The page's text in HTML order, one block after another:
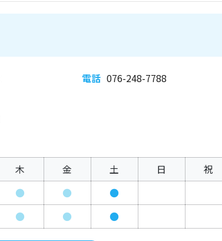
電話 076-248-7788
木 金 土 日 祝
● ● ●
● ● ●